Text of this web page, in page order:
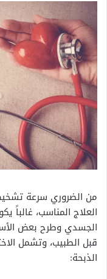
من الضروري سرعة
العلاج المناسب،
الجسدي وطرح بعض
قبل الطبيب، وتشمل
الذبحة: